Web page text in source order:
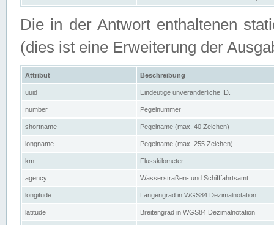
Die in der Antwort enthaltenen
(dies ist eine Erweiterung der
Attribut Beschreibung
uuid Eindeutige unveränderliche ID.
number Pegelnummer
shortname Pegelname (max. 40 Zeichen)
longname Pegelname (max. 255 Zeichen)
km Flusskilometer
agency Wasserstraßen- und Schifffahrtsamt
longitude Längengrad in WGS84 Dezimalnotation
latitude Breitengrad in WGS84 Dezimalnotation